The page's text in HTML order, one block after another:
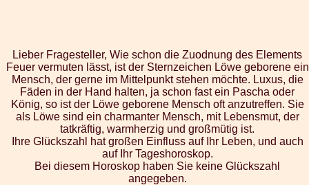
Lieber Fragesteller, Wie schon die Zuodnung des Elements
Feuer vermuten lässt, ist der Sternzeichen Löwe geborene ein
Mensch, der gerne im Mittelpunkt stehen möchte. Luxus, die
Fäden in der Hand halten, ja schon fast ein Pascha oder
König, so ist der Löwe geborene Mensch oft anzutreffen. Sie
als Löwe sind ein charmanter Mensch, mit Lebensmut, der
tatkräftig, warmherzig und großmütig ist.
Ihre Glückszahl hat großen Einfluss auf Ihr Leben, und auch
auf Ihr Tageshoroskop.
Bei diesem Horoskop haben Sie keine Glückszahl
angegeben.